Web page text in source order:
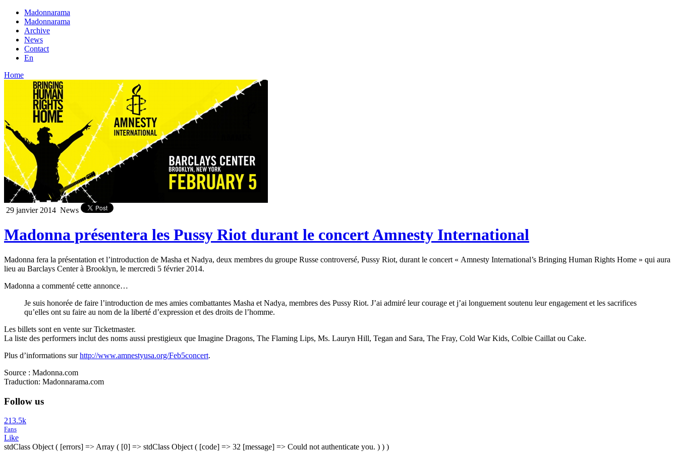
Madonnarama
Madonnarama
Archive
News
Contact
En
Home
29 janvier 2014 News
Madonna présentera les Pussy Riot durant le concert Amnesty International
Madonna fera la présentation et l’introduction de Masha et Nadya, deux membres du groupe Russe controversé, Pussy Riot, durant le concert « Amnesty International’s Bringing Human Rights Home » qui aura
lieu au Barclays Center à Brooklyn, le mercredi 5 février 2014.
Madonna a commenté cette annonce…
Je suis honorée de faire l’introduction de mes amies combattantes Masha et Nadya, membres des Pussy Riot. J’ai admiré leur courage et j’ai longuement soutenu leur engagement et les sacrifices
qu’elles ont su faire au nom de la liberté d’expression et des droits de l’homme.
Les billets sont en vente sur Ticketmaster.
La liste des performers inclut des noms aussi prestigieux que Imagine Dragons, The Flaming Lips, Ms. Lauryn Hill, Tegan and Sara, The Fray, Cold War Kids, Colbie Caillat ou Cake.
Plus d’informations surhttp://www.amnestyusa.org/Feb5concert.
Source : Madonna.com
Traduction: Madonnarama.com
Follow us
213.5k
Fans
Like
stdClass Object ( [errors] => Array ( [0] => stdClass Object ( [code] => 32 [message] => Could not authenticate you. ) ) )